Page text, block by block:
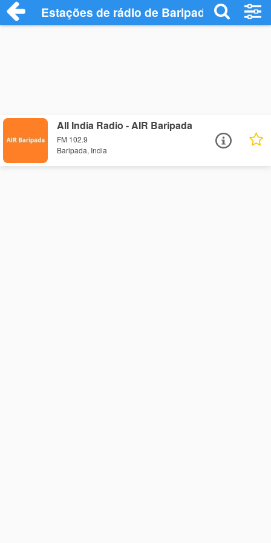
Estações de rádio de Baripada - Ouça
All India Radio - AIR Baripada
FM 102.9
Baripada, India